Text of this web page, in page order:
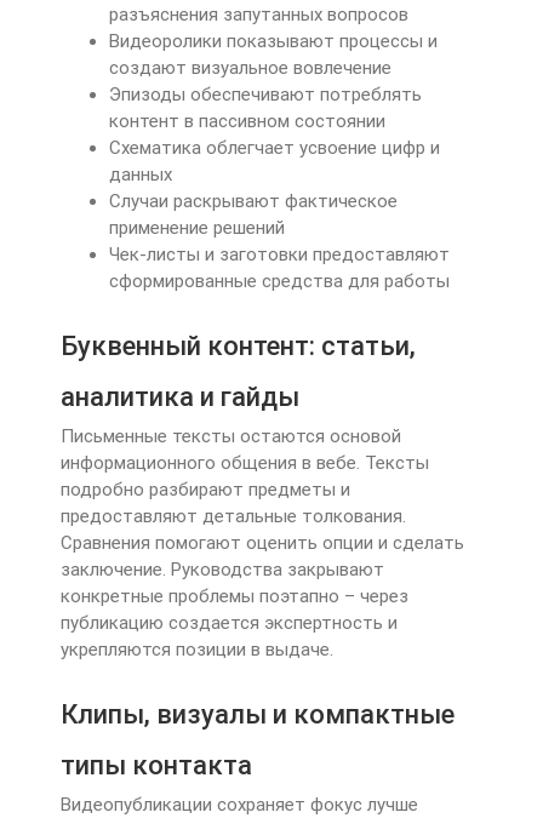
разъяснения запутанных вопросов
Видеоролики показывают процессы и
создают визуальное вовлечение
Эпизоды обеспечивают потреблять
контент в пассивном состоянии
Схематика облегчает усвоение цифр и
данных
Случаи раскрывают фактическое
применение решений
Чек-листы и заготовки предоставляют
сформированные средства для работы
Буквенный контент: статьи,
аналитика и гайды
Письменные тексты остаются основой
информационного общения в вебе. Тексты
подробно разбирают предметы и
предоставляют детальные толкования.
Сравнения помогают оценить опции и сделать
заключение. Руководства закрывают
конкретные проблемы поэтапно – через
публикацию создается экспертность и
укрепляются позиции в выдаче.
Клипы, визуалы и компактные
типы контакта
Видеопубликации сохраняет фокус лучше